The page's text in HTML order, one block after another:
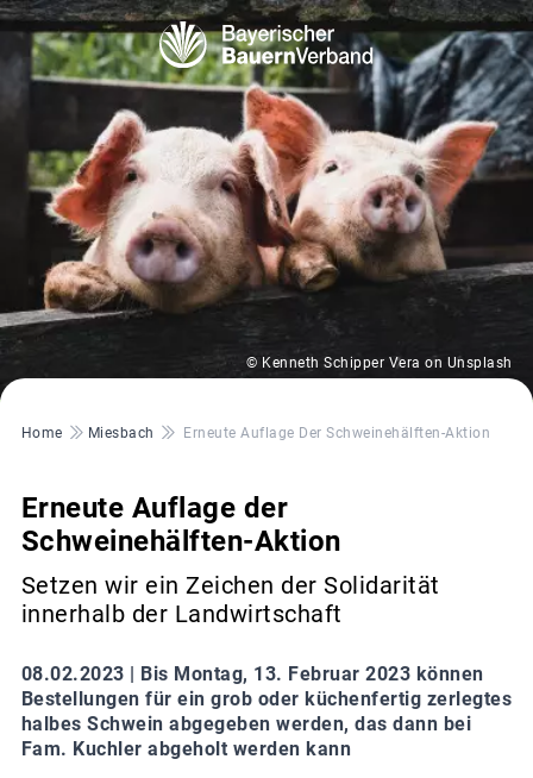
© Kenneth Schipper Vera on Unsplash
Pfadnavigation
Home Miesbach Erneute Auflage Der Schweinehälften-Aktion
Erneute Auflage der
Schweinehälften-Aktion
Setzen wir ein Zeichen der Solidarität
innerhalb der Landwirtschaft
08.02.2023 | Bis Montag, 13. Februar 2023 können
Bestellungen für ein grob oder küchenfertig zerlegtes
halbes Schwein abgegeben werden, das dann bei
Fam. Kuchler abgeholt werden kann